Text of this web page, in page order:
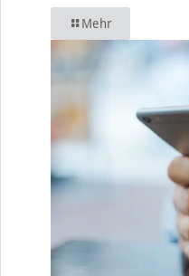
Mehr